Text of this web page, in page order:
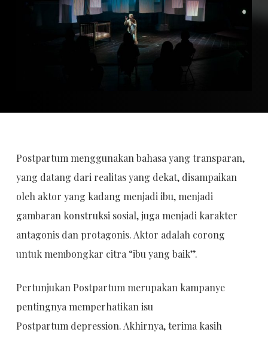
Postpartum menggunakan bahasa yang transparan,
yang datang dari realitas yang dekat, disampaikan
oleh aktor yang kadang menjadi ibu, menjadi
gambaran konstruksi sosial, juga menjadi karakter
antagonis dan protagonis. Aktor adalah corong
untuk membongkar citra “ibu yang baik”.
Pertunjukan Postpartum merupakan kampanye
pentingnya memperhatikan isu
Postpartum depression. Akhirnya, terima kasih